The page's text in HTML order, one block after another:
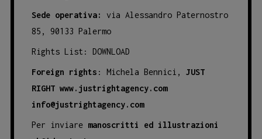
Sede operativa:
via Alessandro Paternostro
85, 90133 Palermo
Rights List: DOWNLOAD
Foreign rights : Michela Bennici, JUST
RIGHT www.justrightagency.com
info@justrightagency.com
Per inviare manoscritti ed illustrazioni